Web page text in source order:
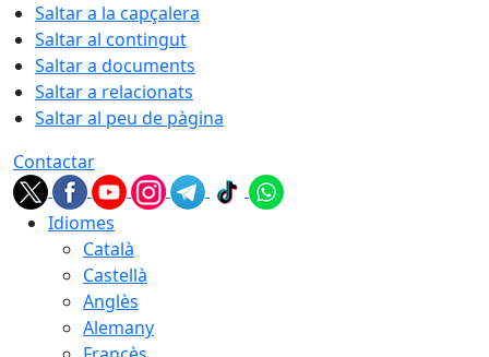
Saltar a la capçalera
Saltar al contingut
Saltar a documents
Saltar a relacionats
Saltar al peu de pàgina
Contactar
Idiomes
Català
Castellà
Anglès
Alemany